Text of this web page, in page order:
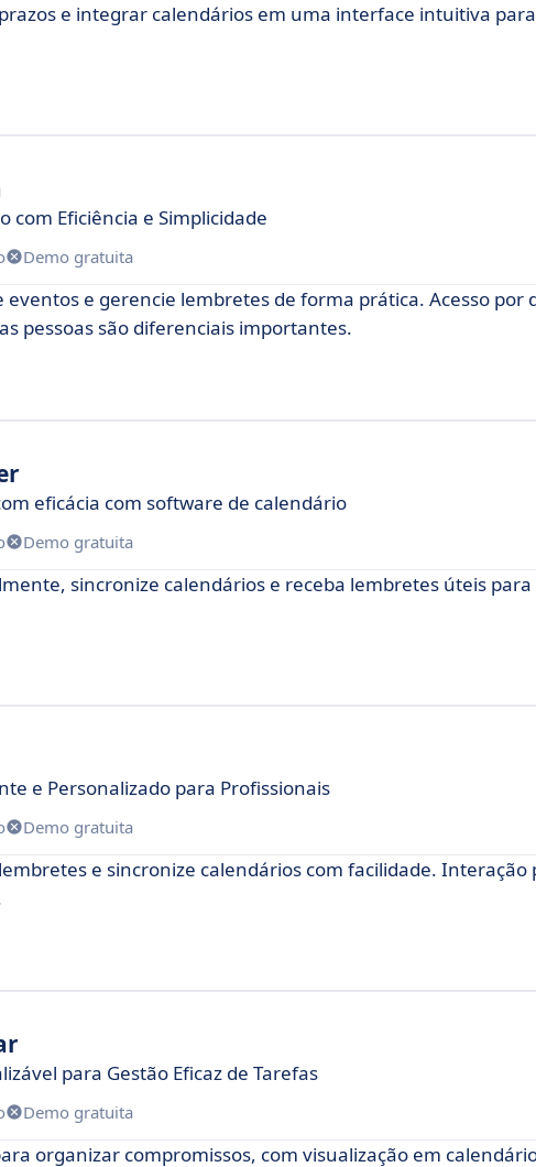
e integrar calendários em uma interface intuitiva
com Eficiência e Simplicidade
Demo gratuita
e gerencie lembretes de forma prática. Acesso por
pessoas são diferenciais importantes.
eficácia com software de calendário
Demo gratuita
sincronize calendários e receba lembretes úteis
e Personalizado para Profissionais
Demo gratuita
e sincronize calendários com facilidade. Interação
para Gestão Eficaz de Tarefas
Demo gratuita
organizar compromissos, com visualização em